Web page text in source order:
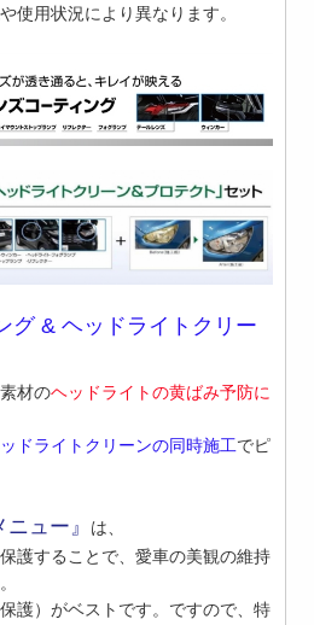
使用状況により異なります。
グ& ヘッドライトクリー
材のヘッドライトの黄ばみ予防に
ドライトクリーンの同時施工でピ
ニュー』
は、
護することで、愛車の美観の維持
護）がベストです。ですので、特